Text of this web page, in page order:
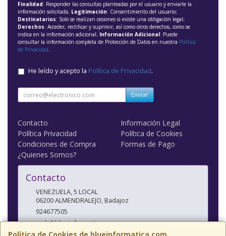
Finalidad: Responder las consultas planteadas por el usuario y enviarle la
información solicitada; Legitimación: Consentimiento del usuario;
Destinatarios: Solo se realizan cesiones si existe una obligación legal;
Derechos: Acceder, rectificar y suprimir, así como otros derechos, como se
indica en la información adicional; Información Adicional: Puede
consultar la información completa de Protección de Datos en nuestra Política
de Privacidad.
He leído y acepto la Política de Privacidad.
Enviar
Contacto
Información Legal
Política Privacidad
Política de Cookies
Condiciones de Compra
Formas de Pago
¿Quienes Somos?
Contacto
VENEZUELA, 5 LOCAL
06200ALMENDRALEJO,Badajoz
924677505
web@blueinformatica.com